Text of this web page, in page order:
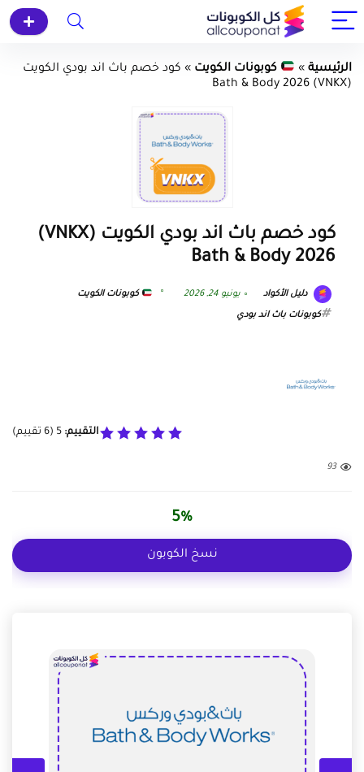
الرئيسية » كوبونات الكويت » كود خصم باث اند بودي الكويت
(VNKX) Bath & Body 2026
كود خصم باث اند بودي الكويت (VNKX)
Bath & Body 2026
دليل الأكواد يونيو 24, 2026 كوبونات الكويت
كوبونات باث اند بودي
التقييم: 5
(
6 تقييم)
93
5%
نسخ الكوبون